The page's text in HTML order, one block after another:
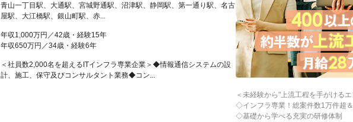
青山一丁目駅、大通駅、宮城野通駅、沼津駅、静岡駅、第一通り駅、名古
屋駅、大江橋駅、銀山町駅、赤...
年収1,000万円／42歳・経験15年
年収650万円／34歳・経験6年
＜社員数2,000名を超えるITインフラ専業企業＞◆情報通信システムの設
計、施工、保守及びコンサルタント業務◆コン...
＜未経験から"上流工程を手がける
◇インフラ専業！総案件数1万件超
◇基礎から学べる充実の研修体制